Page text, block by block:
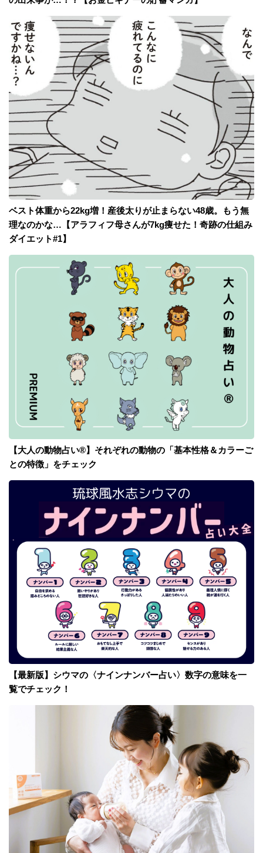
ベスト体重から22kg増！産後太りが止まらない48歳。もう無
理なのかな…【アラフィフ母さんが7kg痩せた！奇跡の仕組み
ダイエット#1】
【大人の動物占い®】それぞれの動物の「基本性格＆カラーご
との特徴」をチェック
【最新版】シウマの〈ナインナンバー占い〉数字の意味を一
覧でチェック！